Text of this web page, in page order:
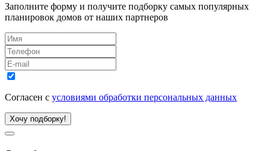
Заполните форму и получите подборку самых популярных
планировок домов от наших партнеров
Согласен с условиями обработки персональных данных
Хочу подборку!